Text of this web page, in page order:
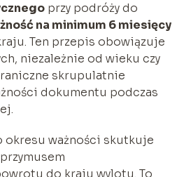
przy podróży do
na minimum 6 miesięcy
Ten przepis obowiązuje
niezależnie od wieku czy
skrupulatnie
dokumentu podczas
okresu ważności skutkuje